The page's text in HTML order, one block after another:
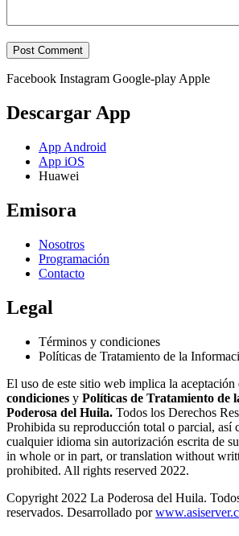
Facebook Instagram Google-play Apple
Descargar App
App Android
App iOS
Huawei
Emisora
Nosotros
Programación
Contacto
Legal
Términos y condiciones
Políticas de Tratamiento de la
El uso de este sitio web implica la aceptación
condiciones y Políticas de Tratamiento de
Poderosa del Huila. Todos los Derechos
Prohibida su reproducción total o parcial, así
cualquier idioma sin autorización escrita de
in whole or in part, or translation without
prohibited. All rights reserved 2022.
Copyright 2022 La Poderosa del Huila.
reservados. Desarrollado por